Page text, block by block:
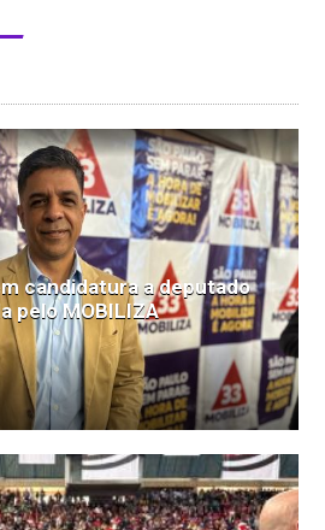
candidatura a deputado
pelo MOBILIZA